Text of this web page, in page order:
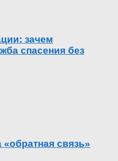
зачем
спасения без
«обратная связь»